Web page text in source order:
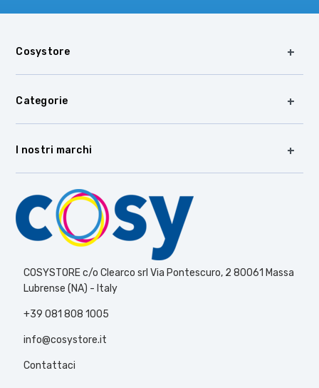
Cosystore
Categorie
I nostri marchi
COSYSTORE c/o Clearco srl Via Pontescuro, 2 80061 Massa
Lubrense (NA) - Italy
+39 081 808 1005
info@cosystore.it
Contattaci